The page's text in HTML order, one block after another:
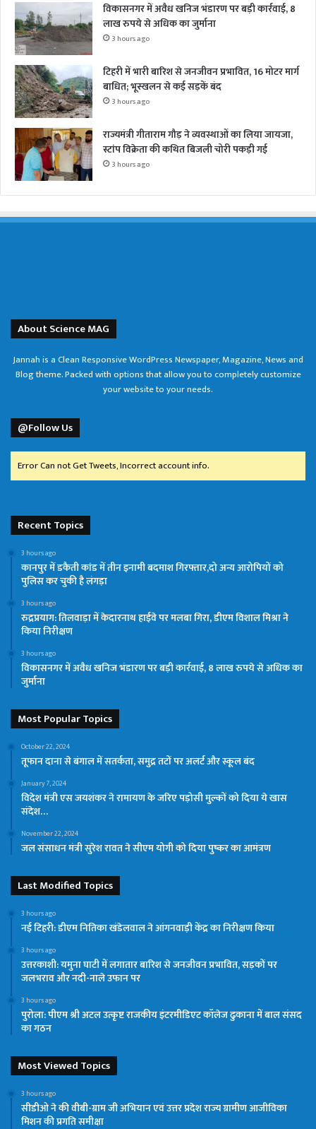
विकासनगर में अवैध खनिज भंडारण पर बड़ी कार्रवाई, 8
लाख रुपये से अधिक का जुर्माना
3 hours ago
टिहरी में भारी बारिश से जनजीवन प्रभावित, 16 मोटर मार्ग
बाधित; भूस्खलन से कई सड़कें बंद
3 hours ago
राज्यमंत्री गीताराम गौड़ ने व्यवस्थाओं का लिया जायजा,
स्टांप विक्रेता की कथित बिजली चोरी पकड़ी गई
3 hours ago
About Science MAG
Jannah is a Clean Responsive WordPress Newspaper, Magazine, News and
Blog theme. Packed with options that allow you to completely customize
your website to your needs.
@Follow Us
Error Can not Get Tweets, Incorrect account info.
Recent Topics
3 hours ago
कानपुर में डकैती कांड में तीन इनामी बदमाश गिरफ्तार,दो अन्य आरोपियों को
पुलिस कर चुकी है लंगड़ा
3 hours ago
रुद्रप्रयाग: तिलवाड़ा में केदारनाथ हाईवे पर मलबा गिरा, डीएम विशाल मिश्रा ने
किया निरीक्षण
3 hours ago
विकासनगर में अवैध खनिज भंडारण पर बड़ी कार्रवाई, 8 लाख रुपये से अधिक का
जुर्माना
Most Popular Topics
October 22, 2024
तूफान दाना से बंगाल में सतर्कता, समुद्र तटों पर अलर्ट और स्कूल बंद
January 7, 2024
विदेश मंत्री एस जयशंकर ने रामायण के जरिए पड़ोसी मुल्कों को दिया ये खास
संदेश…
November 22, 2024
जल संसाधन मंत्री सुरेश रावत ने सीएम योगी को दिया पुष्कर का आमंत्रण
Last Modified Topics
3 hours ago
नई टिहरी: डीएम नितिका खंडेलवाल ने आंगनवाड़ी केंद्र का निरीक्षण किया
3 hours ago
उत्तरकाशी: यमुना घाटी में लगातार बारिश से जनजीवन प्रभावित, सड़कों पर
जलभराव और नदी-नाले उफान पर
3 hours ago
पुरोला: पीएम श्री अटल उत्कृष्ट राजकीय इंटरमीडिएट कॉलेज ढुकाना में बाल संसद
का गठन
Most Viewed Topics
3 hours ago
सीडीओ ने की वीबी-ग्राम जी अभियान एवं उत्तर प्रदेश राज्य ग्रामीण आजीविका
मिशन की प्रगति समीक्षा